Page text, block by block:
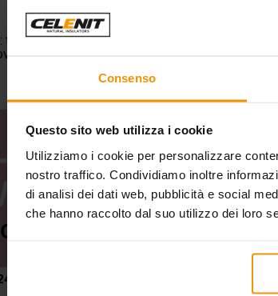
Consenso
Questo sito web utilizza i cookie
Utilizziamo i cookie per personalizzare
nostro traffico. Condividiamo inoltre
di analisi dei dati web, pubblicità e social
che hanno raccolto dal suo utilizzo dei loro
tra obbligo
tecnologica